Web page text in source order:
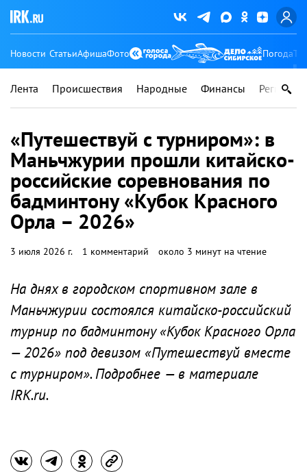
Новости СтатьиАфишаФото Погода
Лента Происшествия Народные Финансы Регионы
«Путешествуй с турниром»: в
Маньчжурии прошли китайско-
российские соревнования по
бадминтону «Кубок Красного
Орла – 2026»
3 июля 2026 г. 1 комментарий около 3 минут на чтение
На днях в городском спортивном зале в
Маньчжурии состоялся китайско-российский
турнир по бадминтону «Кубок Красного Орла
— 2026» под девизом «Путешествуй вместе
с турниром». Подробнее — в материале
IRK.ru.